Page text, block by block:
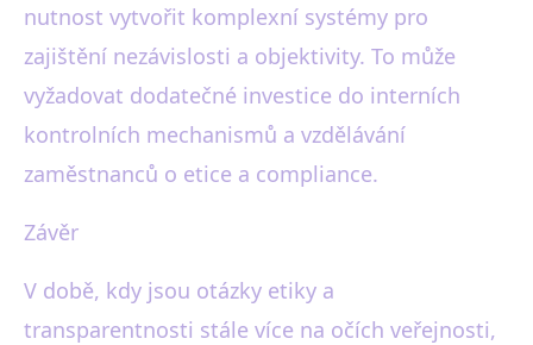
nutnost vytvořit komplexní systémy pro
zajištění nezávislosti a objektivity. To může
vyžadovat dodatečné investice do interních
kontrolních mechanismů a vzdělávání
zaměstnanců o etice a compliance.
Závěr
V době, kdy jsou otázky etiky a
transparentnosti stále více na očích veřejnosti,